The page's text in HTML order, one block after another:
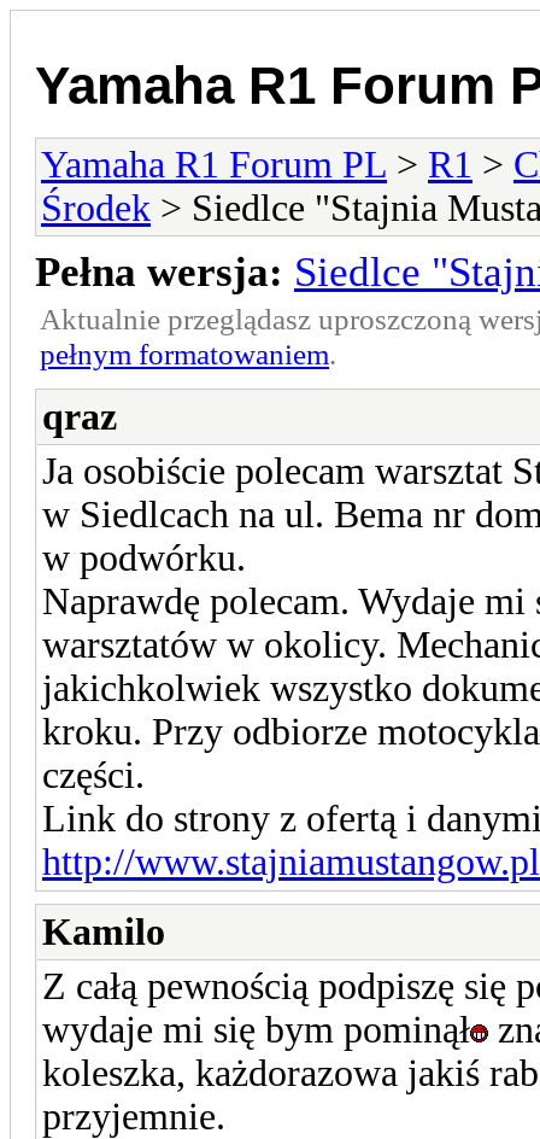
Yamaha R1 Forum
Yamaha R1 Forum PL > R1 >
Środek > Siedlce "Stajnia
Pełna wersja: Siedlce
Aktualnie przeglądasz uproszczoną
pełnym formatowaniem.
qraz
Ja osobiście polecam warsztat
w Siedlcach na ul. Bema nr
w podwórku.
Naprawdę polecam. Wydaje
warsztatów w okolicy.
jakichkolwiek wszystko
kroku. Przy odbiorze
części.
Link do strony z ofertą i
http://
Kamilo
Z całą pewnością podpiszę się
wydaje mi się bym pominął
koleszka, każdorazowa jakiś
przyjemnie.